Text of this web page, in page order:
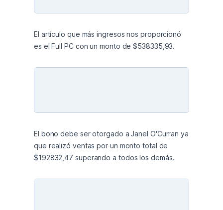
El artículo que más ingresos nos proporcionó
es el Full PC con un monto de $538335,93.
El bono debe ser otorgado a Janel O'Curran ya
que realizó ventas por un monto total de
$192832,47 superando a todos los demás.